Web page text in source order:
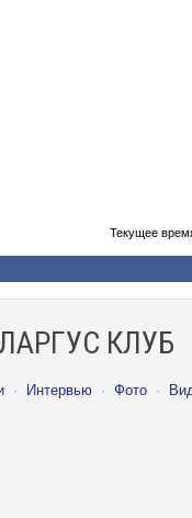
Текущее
КЛУБ
· Интервью · Фото ·